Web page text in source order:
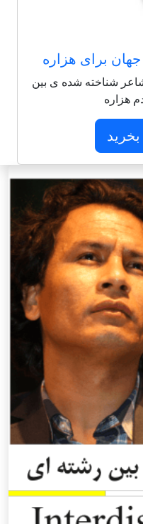
برای هزاره
شعر بی نظیر از 125 شاعر شناخته شده ی بین
هزاره